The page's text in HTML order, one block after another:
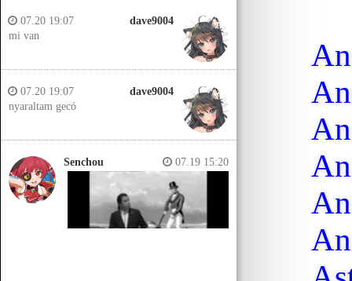
dave9004
07.20 19:07
mi van
dave9004
07.20 19:07
nyaraltam gecó
Senchou 07.19 15:20